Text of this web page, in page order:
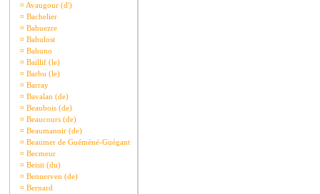
¤ Avaugour (d')
¤ Bachelier
¤ Bahuezre
¤ Bahulost
¤ Bahuno
¤ Baillif (le)
¤ Barbu (le)
¤ Barray
¤ Bavalan (de)
¤ Beaubois (de)
¤ Beaucours (de)
¤ Beaumanoir (de)
¤ Beaumer de Guéméné-Guégant
¤ Becmeur
¤ Beisit (du)
¤ Bennerven (de)
¤ Bernard